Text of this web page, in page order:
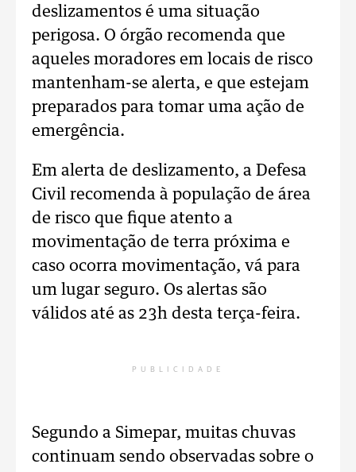
deslizamentos é uma situação
perigosa. O órgão recomenda que
aqueles moradores em locais de risco
mantenham-se alerta, e que estejam
preparados para tomar uma ação de
emergência.
Em alerta de deslizamento, a Defesa
Civil recomenda à população de área
de risco que fique atento a
movimentação de terra próxima e
caso ocorra movimentação, vá para
um lugar seguro. Os alertas são
válidos até as 23h desta terça-feira.
PUBLICIDADE
Segundo a Simepar, muitas chuvas
continuam sendo observadas sobre o